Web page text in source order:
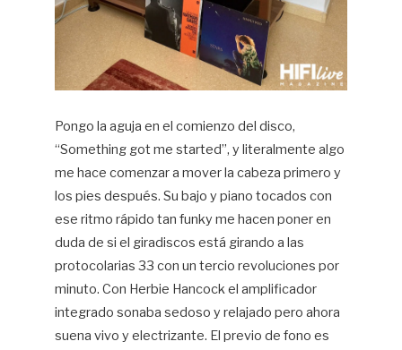
Pongo la aguja en el comienzo del disco,
“Something got me started”, y literalmente algo
me hace comenzar a mover la cabeza primero y
los pies después. Su bajo y piano tocados con
ese ritmo rápido tan funky me hacen poner en
duda de si el giradiscos está girando a las
protocolarias 33 con un tercio revoluciones por
minuto. Con Herbie Hancock el amplificador
integrado sonaba sedoso y relajado pero ahora
suena vivo y electrizante. El previo de fono es